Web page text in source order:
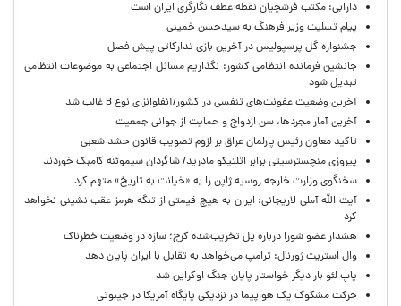
دارابی: مکتب فرشچیان نقطه عطف نگارگری ایران است
پیام تسلیت وزیر فرهنگ به سیدحسن خمینی
جشنواره گل پرسپولیس در آخرین بازی تدارکاتی پیش فصل
جانشین فرمانده انتظامی کشور: نگذاریم مسائل اجتماعی به موضوعات انتظامی
تبدیل شود
آخرین وضعیت عفونت‌های تنفسی در کشور/آنفلوانزای نوع B غالب شد
آخرین آمار مجردها، سن ازدواج و حمایت از جوانی جمعیت
تاکید معاون رئیس پارلمان عراق بر لزوم تصویب قانون حشد شعبی
پیروزی منچسترسیتی برابر اتلتیکو مادرید/ شاگردان سیموئنه کامبک خوردند
سخنگوی وزارت خارجه روسیه ژاپن را به «خیانت به تاریخ» متهم کرد
آیت الله آملی لاریجانی: ایران به هیچ قیمتی از تنگه هرمز عقب نشینی نخواهد
کرد
هشدار عضو شورا درباره پل تخریب‌شده کرج؛ سازه در وضعیت خطرناک
وال‌ استریت ژورنال: ترامپ می‌خواهد به تقابل با ایران پایان دهد
پاپ لئو بار دیگر خواستار پایان جنگ اوکراین شد
حرکت مشکوک یک هواپیما در نزدیکی پایگاه آمریکا در جیبوتی